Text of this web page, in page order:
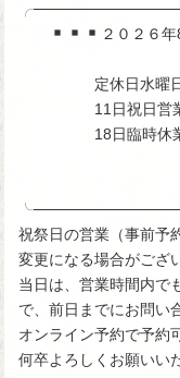
２０２６
定休日水曜
11日祝日営業（
18日臨時
祝祭日の営業（事前予
変更になる場合がござ
当日は、営業時間内で
で、前日までにお問い
オンライン予約で予約
何卒よろしくお願いい